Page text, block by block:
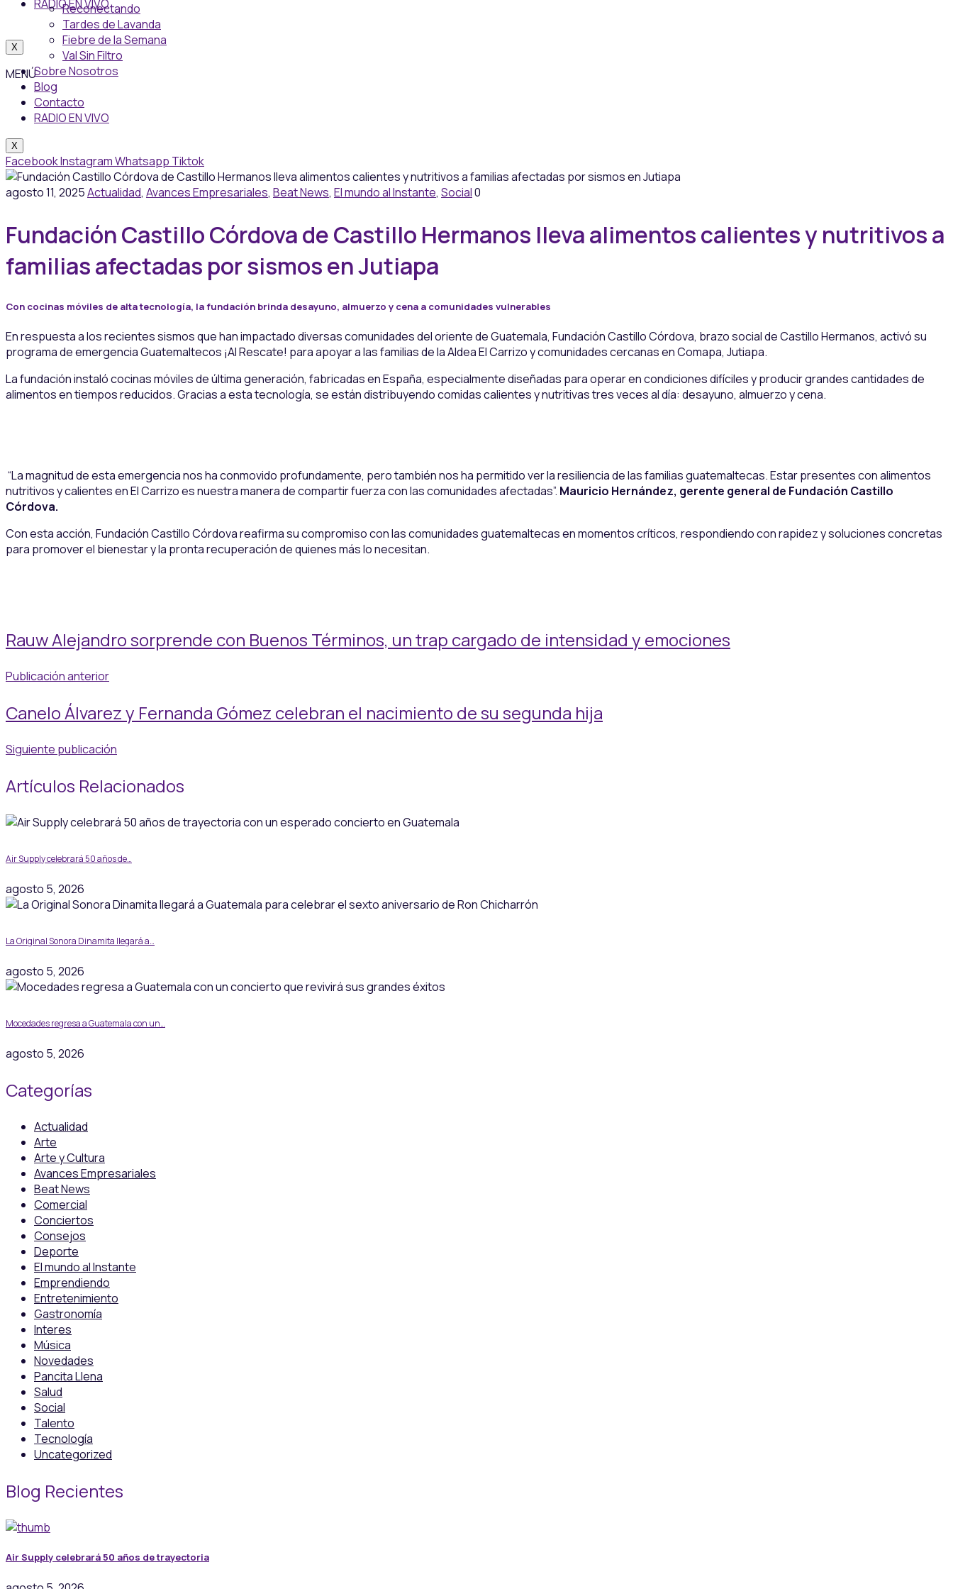
RADIO EN VIVO
X
MENÚ
Reconectando
Tardes de Lavanda
Fiebre de la Semana
Val Sin Filtro
Sobre Nosotros
Blog
Contacto
RADIO EN VIVO
X
FacebookInstagramWhatsapp Tiktok
agosto 11, 2025Actualidad, Avances Empresariales, Beat News, El mundo al Instante, Social0
Fundación Castillo Córdova de Castillo Hermanos lleva alimentos calientes y nutritivos a
familias afectadas por sismos en Jutiapa
Con cocinas móviles de alta tecnología, la fundación brinda desayuno, almuerzo y cena a comunidades vulnerables
En respuesta a los recientes sismos que han impactado diversas comunidades del oriente de Guatemala, Fundación Castillo Córdova, brazo social de Castillo Hermanos, activó su
programa de emergencia Guatemaltecos ¡Al Rescate! para apoyar a las familias de la Aldea El Carrizo y comunidades cercanas en Comapa, Jutiapa.
La fundación instaló cocinas móviles de última generación, fabricadas en España, especialmente diseñadas para operar en condiciones difíciles y producir grandes cantidades de
alimentos en tiempos reducidos. Gracias a esta tecnología, se están distribuyendo comidas calientes y nutritivas tres veces al día: desayuno, almuerzo y cena.
“La magnitud de esta emergencia nos ha conmovido profundamente, pero también nos ha permitido ver la resiliencia de las familias guatemaltecas. Estar presentes con alimentos
nutritivos y calientes en El Carrizo es nuestra manera de compartir fuerza con las comunidades afectadas”. Mauricio Hernández, gerente general de Fundación Castillo
Córdova.
Con esta acción, Fundación Castillo Córdova reafirma su compromiso con las comunidades guatemaltecas en momentos críticos, respondiendo con rapidez y soluciones concretas
para promover el bienestar y la pronta recuperación de quienes más lo necesitan.
Rauw Alejandro sorprende con Buenos Términos, un trap cargado de intensidad y emociones
Publicación anterior
Canelo Álvarez y Fernanda Gómez celebran el nacimiento de su segunda hija
Siguiente publicación
Artículos Relacionados
Air Supply celebrará 50 años de…
agosto 5, 2026
La Original Sonora Dinamita llegará a…
agosto 5, 2026
Mocedades regresa a Guatemala con un…
agosto 5, 2026
Categorías
Actualidad
Arte
Arte y Cultura
Avances Empresariales
Beat News
Comercial
Conciertos
Consejos
Deporte
El mundo al Instante
Emprendiendo
Entretenimiento
Gastronomía
Interes
Música
Novedades
Pancita Llena
Salud
Social
Talento
Tecnología
Uncategorized
Blog Recientes
Air Supply celebrará 50 años de trayectoria